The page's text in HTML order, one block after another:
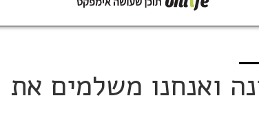
ואנחנו משלמים את